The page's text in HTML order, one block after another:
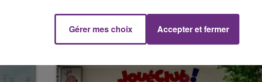
Gérer mes choix Accepter et fermer